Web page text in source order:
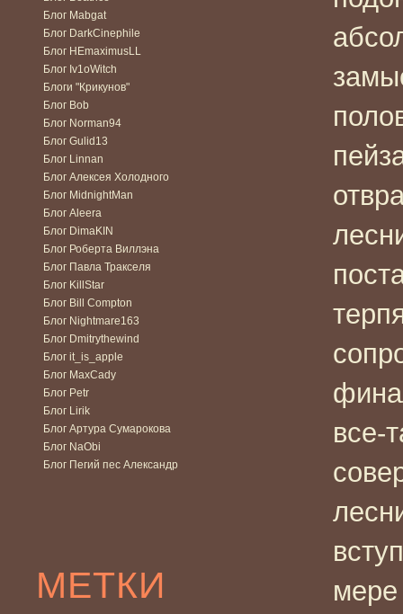
Блог Mabgat
Блог DarkCinephile
Блог HEmaximusLL
Блог Iv1oWitch
Блоги "Крикунов"
Блог Bob
Блог Norman94
Блог Gulid13
Блог Linnan
Блог Алексея Холодного
Блог MidnightMan
Блог Aleera
Блог DimaKIN
Блог Роберта Виллэна
Блог Павла Тракселя
Блог KillStar
Блог Bill Compton
Блог Nightmare163
Блог Dmitrythewind
Блог it_is_apple
Блог MaxCady
Блог Petr
Блог Lirik
Блог Артура Сумарокова
Блог NaObi
Блог Пегий пес Александр
МЕТКИ
все-
мере